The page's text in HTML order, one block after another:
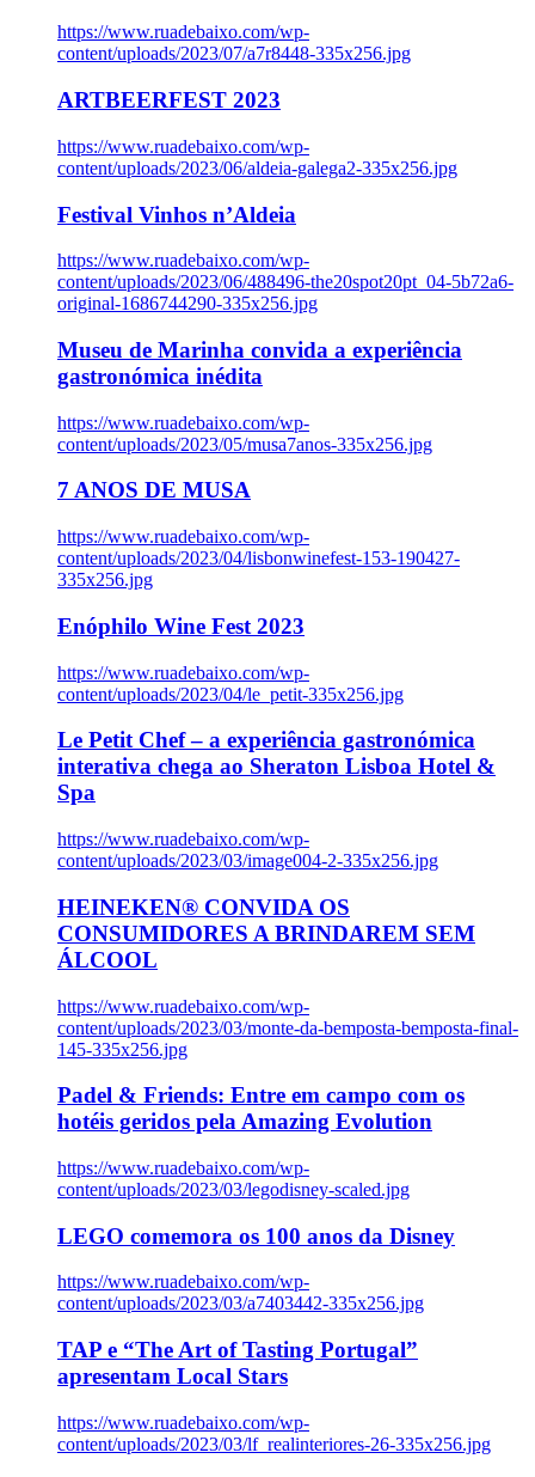
https://www.ruadebaixo.com/wp-
content/uploads/2023/07/a7r8448-335x256.jpg
ARTBEERFEST 2023
https://www.ruadebaixo.com/wp-
content/uploads/2023/06/aldeia-galega2-335x256.jpg
Festival Vinhos n’Aldeia
https://www.ruadebaixo.com/wp-
content/uploads/2023/06/488496-the20spot20pt_04-5b72a6-
original-1686744290-335x256.jpg
Museu de Marinha convida a experiência
gastronómica inédita
https://www.ruadebaixo.com/wp-
content/uploads/2023/05/musa7anos-335x256.jpg
7 ANOS DE MUSA
https://www.ruadebaixo.com/wp-
content/uploads/2023/04/lisbonwinefest-153-190427-
335x256.jpg
Enóphilo Wine Fest 2023
https://www.ruadebaixo.com/wp-
content/uploads/2023/04/le_petit-335x256.jpg
Le Petit Chef – a experiência gastronómica
interativa chega ao Sheraton Lisboa Hotel &
Spa
https://www.ruadebaixo.com/wp-
content/uploads/2023/03/image004-2-335x256.jpg
HEINEKEN® CONVIDA OS
CONSUMIDORES A BRINDAREM SEM
ÁLCOOL
https://www.ruadebaixo.com/wp-
content/uploads/2023/03/monte-da-bemposta-bemposta-final-
145-335x256.jpg
Padel & Friends: Entre em campo com os
hotéis geridos pela Amazing Evolution
https://www.ruadebaixo.com/wp-
content/uploads/2023/03/legodisney-scaled.jpg
LEGO comemora os 100 anos da Disney
https://www.ruadebaixo.com/wp-
content/uploads/2023/03/a7403442-335x256.jpg
TAP e “The Art of Tasting Portugal”
apresentam Local Stars
https://www.ruadebaixo.com/wp-
content/uploads/2023/03/lf_realinteriores-26-335x256.jpg